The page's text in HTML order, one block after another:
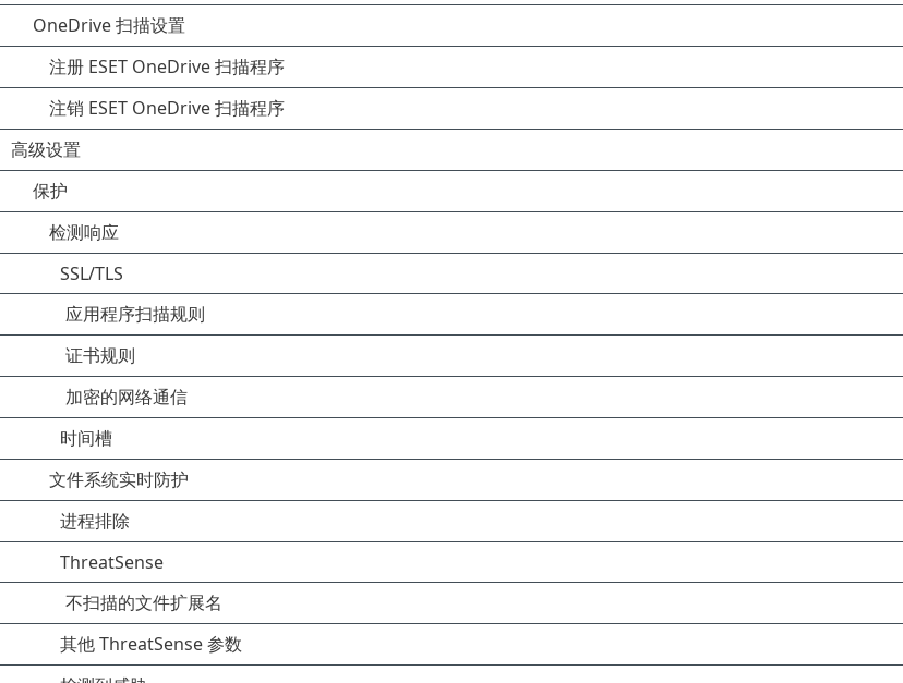
OneDrive 扫描设置
注册 ESET OneDrive 扫描程序
注销 ESET OneDrive 扫描程序
高级设置
保护
检测响应
SSL/TLS
应用程序扫描规则
证书规则
加密的网络通信
时间槽
文件系统实时防护
进程排除
ThreatSense
不扫描的文件扩展名
其他 ThreatSense 参数